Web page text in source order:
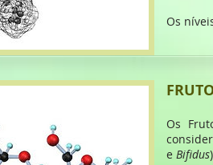
Os
Os
e Bifidus